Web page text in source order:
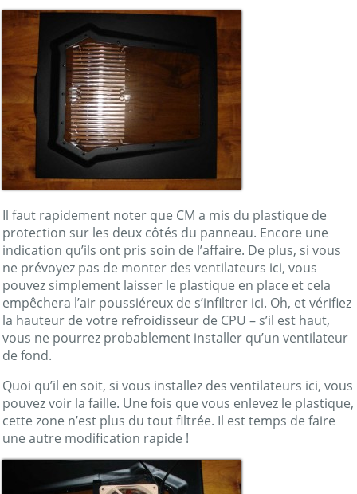
Il faut rapidement noter que CM a mis du plastique de
protection sur les deux côtés du panneau. Encore une
indication qu’ils ont pris soin de l’affaire. De plus, si vous
ne prévoyez pas de monter des ventilateurs ici, vous
pouvez simplement laisser le plastique en place et cela
empêchera l’air poussiéreux de s’infiltrer ici. Oh, et vérifiez
la hauteur de votre refroidisseur de CPU – s’il est haut,
vous ne pourrez probablement installer qu’un ventilateur
de fond.
Quoi qu’il en soit, si vous installez des ventilateurs ici, vous
pouvez voir la faille. Une fois que vous enlevez le plastique,
cette zone n’est plus du tout filtrée. Il est temps de faire
une autre modification rapide !